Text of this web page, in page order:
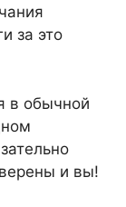
за это
в обычной
и вы!